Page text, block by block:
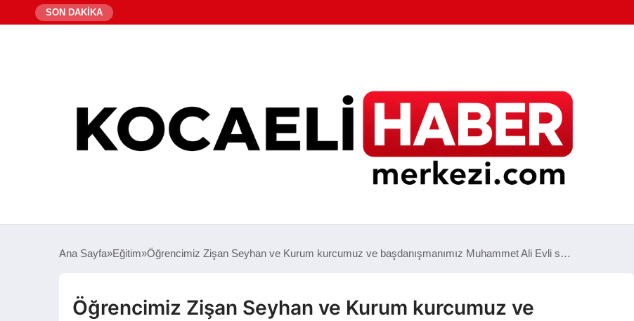
SON DAKİKA
Ana Sayfa Eğitim Öğrencimiz Zişan Seyhan ve Kurum kurcumuz ve başdanışmanımız Muhammet Ali Evli s…
Öğrencimiz Zişan Seyhan ve Kurum kurcumuz ve